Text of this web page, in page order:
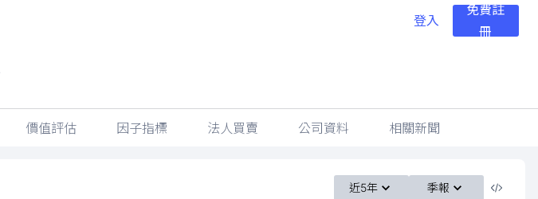
登入
免費註
冊
價值評估 因子指標 法人買賣 公司資料 相關新聞
近5年 季報